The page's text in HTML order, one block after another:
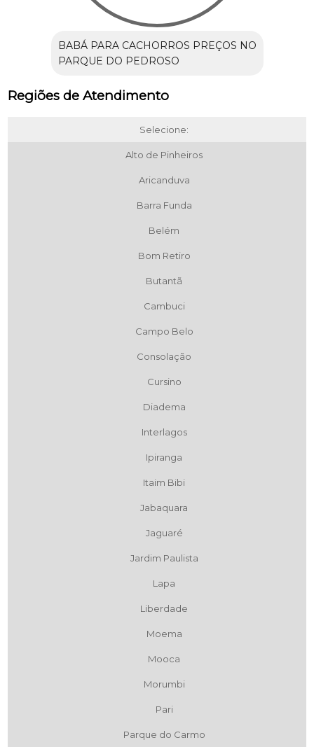
BABÁ PARA CACHORROS PREÇOS NO
PARQUE DO PEDROSO
Regiões de Atendimento
Selecione:
Alto de Pinheiros
Aricanduva
Barra Funda
Belém
Bom Retiro
Butantã
Cambuci
Campo Belo
Consolação
Cursino
Diadema
Interlagos
Ipiranga
Itaim Bibi
Jabaquara
Jaguaré
Jardim Paulista
Lapa
Liberdade
Moema
Mooca
Morumbi
Pari
Parque do Carmo